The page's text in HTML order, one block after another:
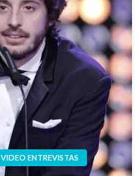
VIDEO ENTREVISTAS